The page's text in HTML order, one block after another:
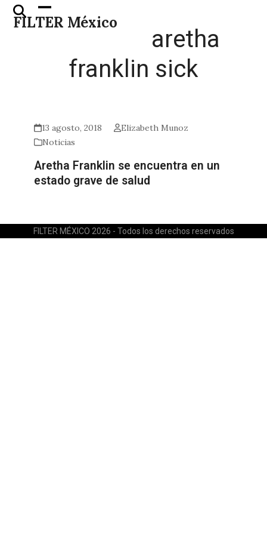
Skip
FILTER México
Open
mobile
Close
mobile
aretha
franklin sick
13 agosto, 2018
Elizabeth Munoz
Noticias
Aretha Franklin se encuentra en un
estado grave de salud
FILTER MÉXICO 2026 - Todos los derechos reservados